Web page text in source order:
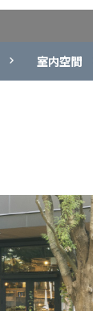
室内空間